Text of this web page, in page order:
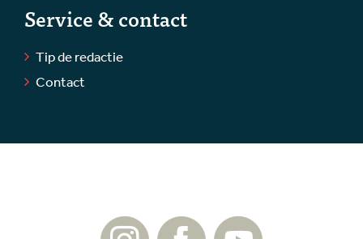
Service & contact
Tip de redactie
Contact